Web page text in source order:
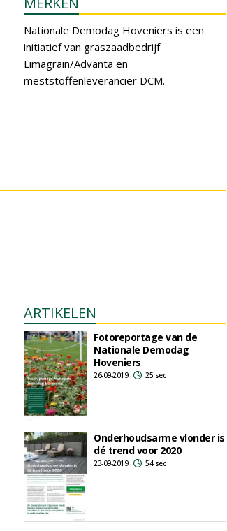
Nationale Demodag Hoveniers is een
initiatief van graszaadbedrijf
Limagrain/Advanta en
meststoffenleverancier DCM.
ARTIKELEN
Fotoreportage van de
Nationale Demodag
Hoveniers
26-09-2019 25 sec
Onderhoudsarme vlonder is
dé trend voor 2020
23-09-2019 54 sec